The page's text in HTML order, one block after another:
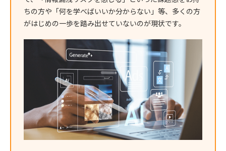
ちの方や「何を学べばいいか分からない」等、多くの方
がはじめの一歩を踏み出せていないのが現状です。